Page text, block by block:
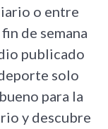
o entre
de semana
publicado
solo
para la
y descubre